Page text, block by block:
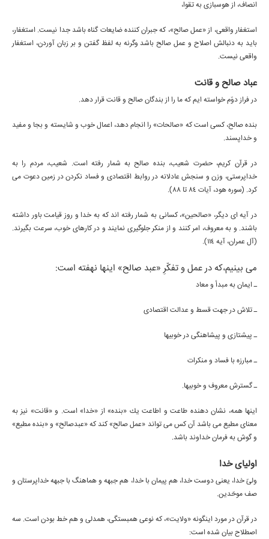
انصاف، از هوسبازى به تقوا،
استغفار واقعى، از «عمل صالح»، كه جبران كننده ضايعات گناه باشد جدا نيست. استغفار،
بايد به دنبالش اصلاح و عمل صالح باشد وگرنه به لفظ گفتن و بر زبان آوردن، استغفار
واقعى نيست.
عباد صالح و قانت
در فراز دوّم خواسته ايم كه ما را از بندگان صالح و قانت قرار دهد.
بنده صالح، كسى است كه «صالحات» را انجام دهد، اعمال خوب و شايسته و بجا و مفيد
و خداپسند.
در قرآن كريم، حضرت شعيب، بنده صالح به شمار رفته است. شعيب، مردم را به
خداپرستى، وزن و سنجش عادلانه در روابط اقتصادى و فساد نكردن در زمين دعوت مى
كرد. (سوره هود، آيات 84 تا 88).
در آيه اى ديگر، «صالحين»، كسانى به شمار رفته اند كه به خدا و روز قيامت باور داشته
باشند. و به معروف، امر كنند و از منكر جلوگيرى نمايند و در كارهاى خوب، سرعت بگيرند.
(آل عمران، آيه 114).
مى بينيم،كه در عمل و تفكّرِ «عبد صالح» اينها نهفته است:
ـ ايمان به مبدأ و معاد
ـ تلاش در جهت قسط و عدالت اقتصادى
ـ پيشتازى و پيشاهنگى در خوبيها
ـ مبارزه با فساد و منكرات
ـ گسترش معروف و خوبيها.
اينها همه، نشان دهنده طاعت و اطاعت يك «بنده» از «خدا» است. و «قانت» نيز به
معناى مطيع مى باشد آن كس مى تواند «عمل صالح» كند كه «عبدصالح» و «بنده مطيع»
و گوش به فرمان خداوند باشد.
اولياى خدا
ولىّ خدا، يعنى دوست خدا، هم پيمان با خدا، هم جبهه و هماهنگ با جبهه خداپرستان و
صف موحّدين.
در قرآن در مورد اينگونه «ولايت»، كه نوعى همبستگى، همدلى و هم خط بودن است. سه
اصطلاح بيان شده است: